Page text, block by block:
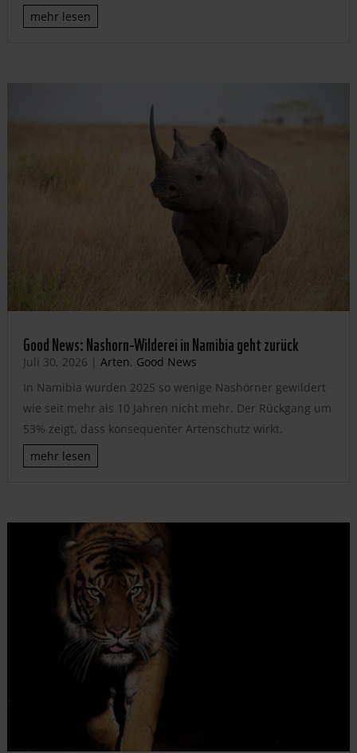
mehr lesen
Good News: Nashorn-Wilderei in Namibia geht zurück
Juli 30, 2026 | Arten, Good News
In Namibia wurden 2025 so wenige Nashörner gewildert
wie seit mehr als 10 Jahren nicht mehr. Der Rückgang um
53% zeigt, dass konsequenter Artenschutz wirkt.
mehr lesen